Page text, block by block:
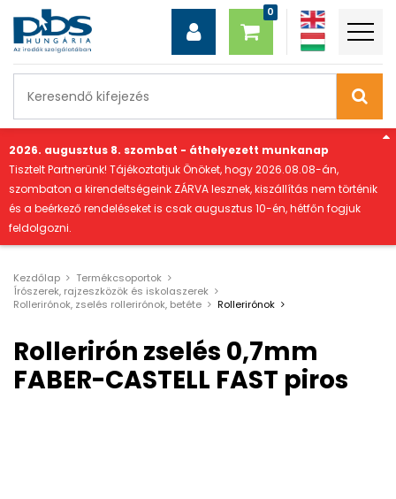
2026. augusztus 8. szombat - áthelyezett munkanap
Tisztelt Partnerünk! Tájékoztatjuk Önöket, hogy 2026.08.08-án,
szombaton a kirendeltségeink ZÁRVA lesznek, kiszállítás nem történik
és a beérkező rendeléseket is csak augusztus 10-én, hétfőn fogjuk
feldolgozni.
Kezdőlap
Termékcsoportok
Írószerek, rajzeszközök és iskolaszerek
Rollerirónok, zselés rollerirónok, betéte
Rollerirónok
Rollerirón zselés 0,7mm
FABER-CASTELL FAST piros